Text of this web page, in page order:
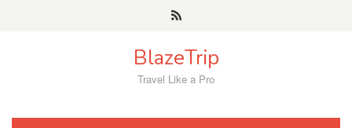
BlazeTrip
Travel Like a Pro